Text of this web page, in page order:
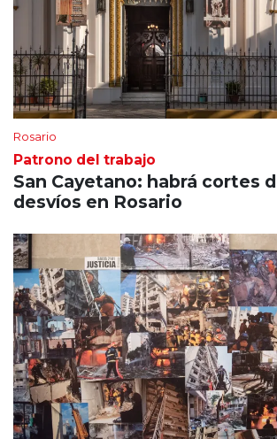
Rosario
Patrono del trabajo
San Cayetano: habrá cortes
desvíos en Rosario